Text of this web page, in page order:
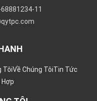
11
TôiVề Chúng TôiTin Tức